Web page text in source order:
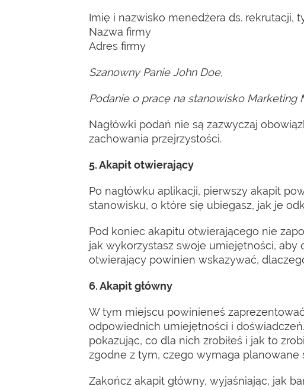
Imię i nazwisko menedżera ds. rekrutacji,
Nazwa firmy
Adres firmy
Szanowny Panie John Doe,
Podanie o pracę na stanowisko Marketing
Nagłówki podań nie są zazwyczaj
zachowania przejrzystości.
5. Akapit otwierający
Po nagłówku aplikacji, pierwszy akapit
stanowisku, o które się ubiegasz, jak je
Pod koniec akapitu otwierającego nie
jak wykorzystasz swoje umiejętności,
otwierający powinien wskazywać,
6. Akapit główny
W tym miejscu powinieneś
odpowiednich umiejętności i
pokazując, co dla nich zrobiłeś i jak to
zgodne z tym, czego wymaga planowane
Zakończ akapit główny, wyjaśniając, jak